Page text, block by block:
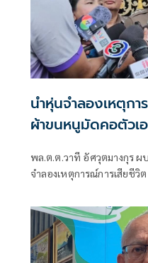
นำหุ่นจำลองเหตุก
ผ้าขนหนูมัดคอตัวเ
พล.ต.ต.วาที อัศวุตมางกุร ผ
จำลองเหตุการณ์การเสียชี
จากโรงพยาบาลตำรวจเข้า
ธิติสรรค์ อุทธนผล หรือ อดี